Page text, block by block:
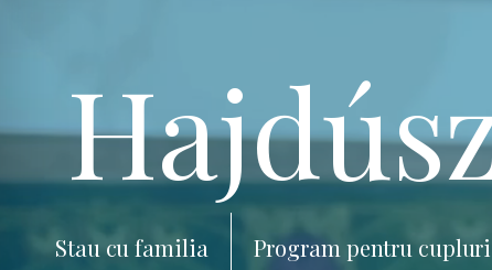
Stau cu familia Program pentru cupluri